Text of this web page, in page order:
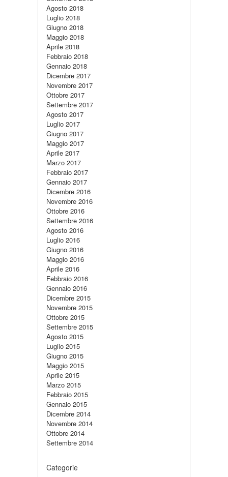
Agosto 2018
Luglio 2018
Giugno 2018
Maggio 2018
Aprile 2018
Febbraio 2018
Gennaio 2018
Dicembre 2017
Novembre 2017
Ottobre 2017
Settembre 2017
Agosto 2017
Luglio 2017
Giugno 2017
Maggio 2017
Aprile 2017
Marzo 2017
Febbraio 2017
Gennaio 2017
Dicembre 2016
Novembre 2016
Ottobre 2016
Settembre 2016
Agosto 2016
Luglio 2016
Giugno 2016
Maggio 2016
Aprile 2016
Febbraio 2016
Gennaio 2016
Dicembre 2015
Novembre 2015
Ottobre 2015
Settembre 2015
Agosto 2015
Luglio 2015
Giugno 2015
Maggio 2015
Aprile 2015
Marzo 2015
Febbraio 2015
Gennaio 2015
Dicembre 2014
Novembre 2014
Ottobre 2014
Settembre 2014
Categorie